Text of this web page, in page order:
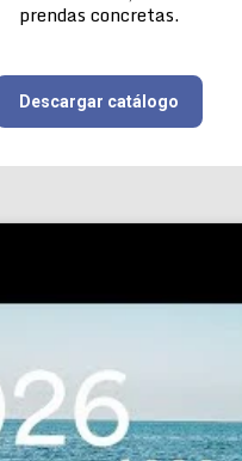
prendas concretas.
Descargar catálogo